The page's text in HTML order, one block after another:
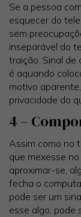
Se a pessoa
esquecer do
sem
inseparável do
traição. Sinal de
é aquando
motivo
privacidade do
4 –
Assim como no
que mexesse
aproximar-se,
fecha o
pode ser um
esse algo, pode